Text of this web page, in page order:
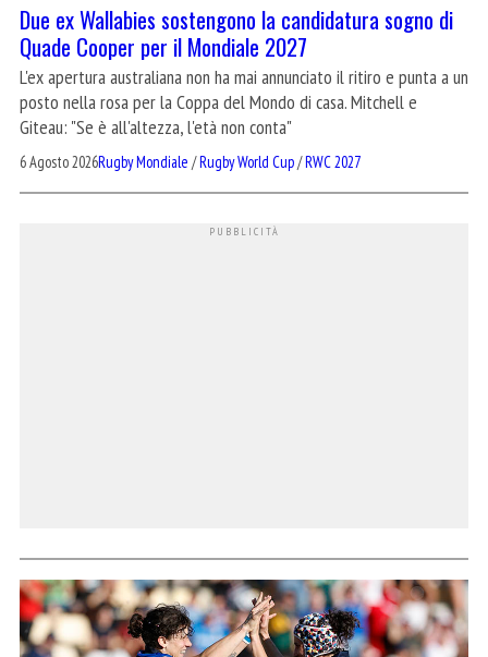
Due ex Wallabies sostengono la candidatura sogno di
Quade Cooper per il Mondiale 2027
L'ex apertura australiana non ha mai annunciato il ritiro e punta a un
posto nella rosa per la Coppa del Mondo di casa. Mitchell e
Giteau: "Se è all'altezza, l'età non conta"
6 Agosto 2026Rugby Mondiale /Rugby World Cup/RWC 2027